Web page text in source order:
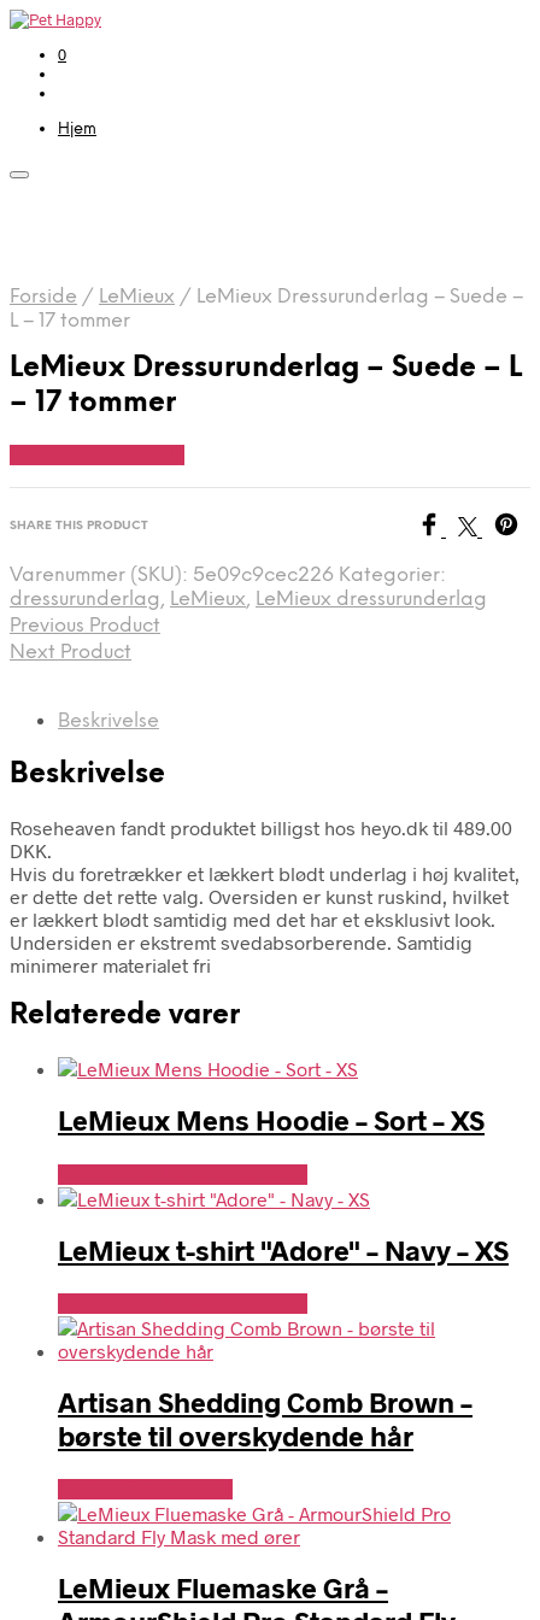
0
Hjem
Forside / LeMieux / LeMieux Dressurunderlag – Suede –
L – 17 tommer
LeMieux Dressurunderlag – Suede – L
– 17 tommer
SHARE THIS PRODUCT
Varenummer (SKU): 5e09c9cec226 Kategorier:
dressurunderlag, LeMieux, LeMieux dressurunderlag
Previous Product
Next Product
Beskrivelse
Beskrivelse
Roseheaven fandt produktet billigst hos heyo.dk til 489.00
DKK.
Hvis du foretrækker et lækkert blødt underlag i høj kvalitet,
er dette det rette valg. Oversiden er kunst ruskind, hvilket
er lækkert blødt samtidig med det har et eksklusivt look.
Undersiden er ekstremt svedabsorberende. Samtidig
minimerer materialet fri
Relaterede varer
LeMieux Mens Hoodie – Sort – XS
LeMieux t-shirt "Adore" – Navy – XS
Artisan Shedding Comb Brown –
børste til overskydende hår
LeMieux Fluemaske Grå –